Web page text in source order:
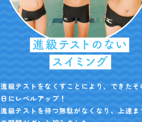
進級テストをなくすことにより、できたそ
日にレベルアップ！
進級テストを待つ無駄がなくなり、上達ま